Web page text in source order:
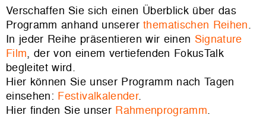
Verschaffen Sie sich einen Überblick über das
Programm anhand unsererthematischen Reihen.
In jeder Reihe präsentieren wir einen Signature
Film, der von einem vertiefenden FokusTalk
begleitet wird.
Hier können Sie unser Programm nach Tagen
einsehen: Festivalkalender.
Hier finden Sie unser Rahmenprogramm.